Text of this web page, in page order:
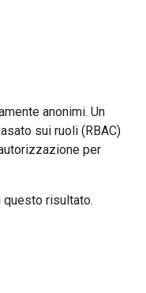
anonimi. Un
sui ruoli (RBAC)
per
risultato.